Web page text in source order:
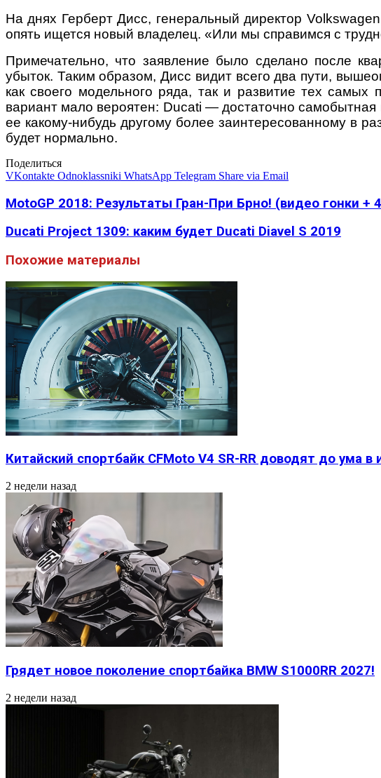
На днях Герберт Дисс, генеральный директор
опять ищется новый владелец. «Или мы справимся с
Примечательно, что заявление было сделано после
убыток. Таким образом, Дисс видит всего два пути,
как своего модельного ряда, так и развитие тех
вариант мало вероятен: Ducati — достаточно самобытная
ее какому-нибудь другому более заинтересованному в
будет нормально.
Поделиться
VKontakte Odnoklassniki WhatsApp Telegram Share via Email
MotoGP 2018: Результаты Гран-При Брно! (видео гонки +
Ducati Project 1309: каким будет Ducati Diavel S 2019
Похожие материалы
Китайский спортбайк CFMoto V4 SR-RR доводят до ума в
2 недели назад
Грядет новое поколение спортбайка BMW S1000RR 2027!
2 недели назад